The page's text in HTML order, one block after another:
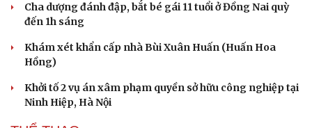
Cha dượng đánh đập, bắt bé gái 11 tuổi ở Đồng Nai quỳ
đến 1h sáng
Khám xét khẩn cấp nhà Bùi Xuân Huấn (Huấn Hoa
Hồng)
Khởi tố 2 vụ án xâm phạm quyền sở hữu công nghiệp tại
Ninh Hiệp, Hà Nội